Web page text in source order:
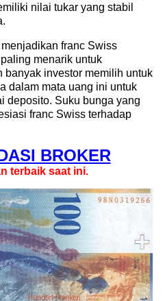
nilai tukar yang stabil
franc Swiss
menarik untuk
banyak investor memilih untuk
dalam mata uang ini untuk
deposito. Suku bunga yang
franc Swiss terhadap
​​BROKER
terbaik saat ini.